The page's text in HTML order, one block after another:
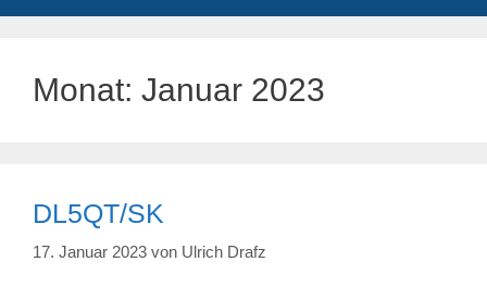
Monat: Januar 2023
DL5QT/SK
17. Januar 2023 von Ulrich Drafz